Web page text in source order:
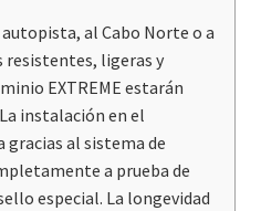
autopista, al Cabo Norte o a
resistentes, ligeras y
EXTREME estarán
instalación en el
gracias al sistema de
a prueba de
especial. La longevidad